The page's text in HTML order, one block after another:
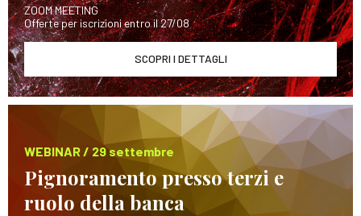
ZOOM MEETING
Offerte per iscrizioni entro il 27/08
SCOPRI I DETTAGLI
WEBINAR / 29 settembre
Pignoramento presso terzi e
ruolo della banca